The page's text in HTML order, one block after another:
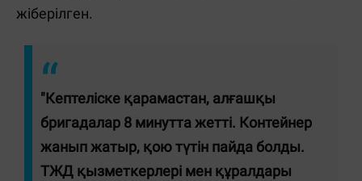
жіберілген.
"Кептеліске қарамастан, алғашқы
бригадалар 8 минутта жетті. Контейнер
жанып жатыр, қою түтін пайда болды.
ТЖД қызметкерлері мен құралдары